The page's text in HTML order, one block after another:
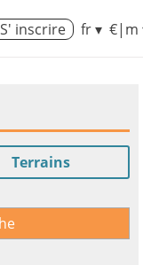
S' inscrire fr ▾ €|m
Terrains